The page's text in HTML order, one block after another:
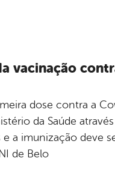
vacinação
dose contra a
da Saúde
a imunização deve
de Belo